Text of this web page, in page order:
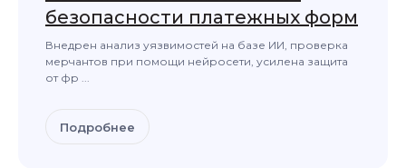
безопасности платежных форм
Внедрен анализ уязвимостей на базе ИИ, проверка
мерчантов при помощи нейросети, усилена защита
от фр ...
Подробнее